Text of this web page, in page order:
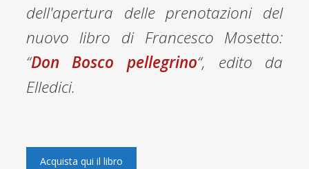
dell'apertura delle prenotazioni del
nuovo libro di Francesco Mosetto:
“Don Bosco pellegrino“, edito da
Elledici.
Acquista qui il libro